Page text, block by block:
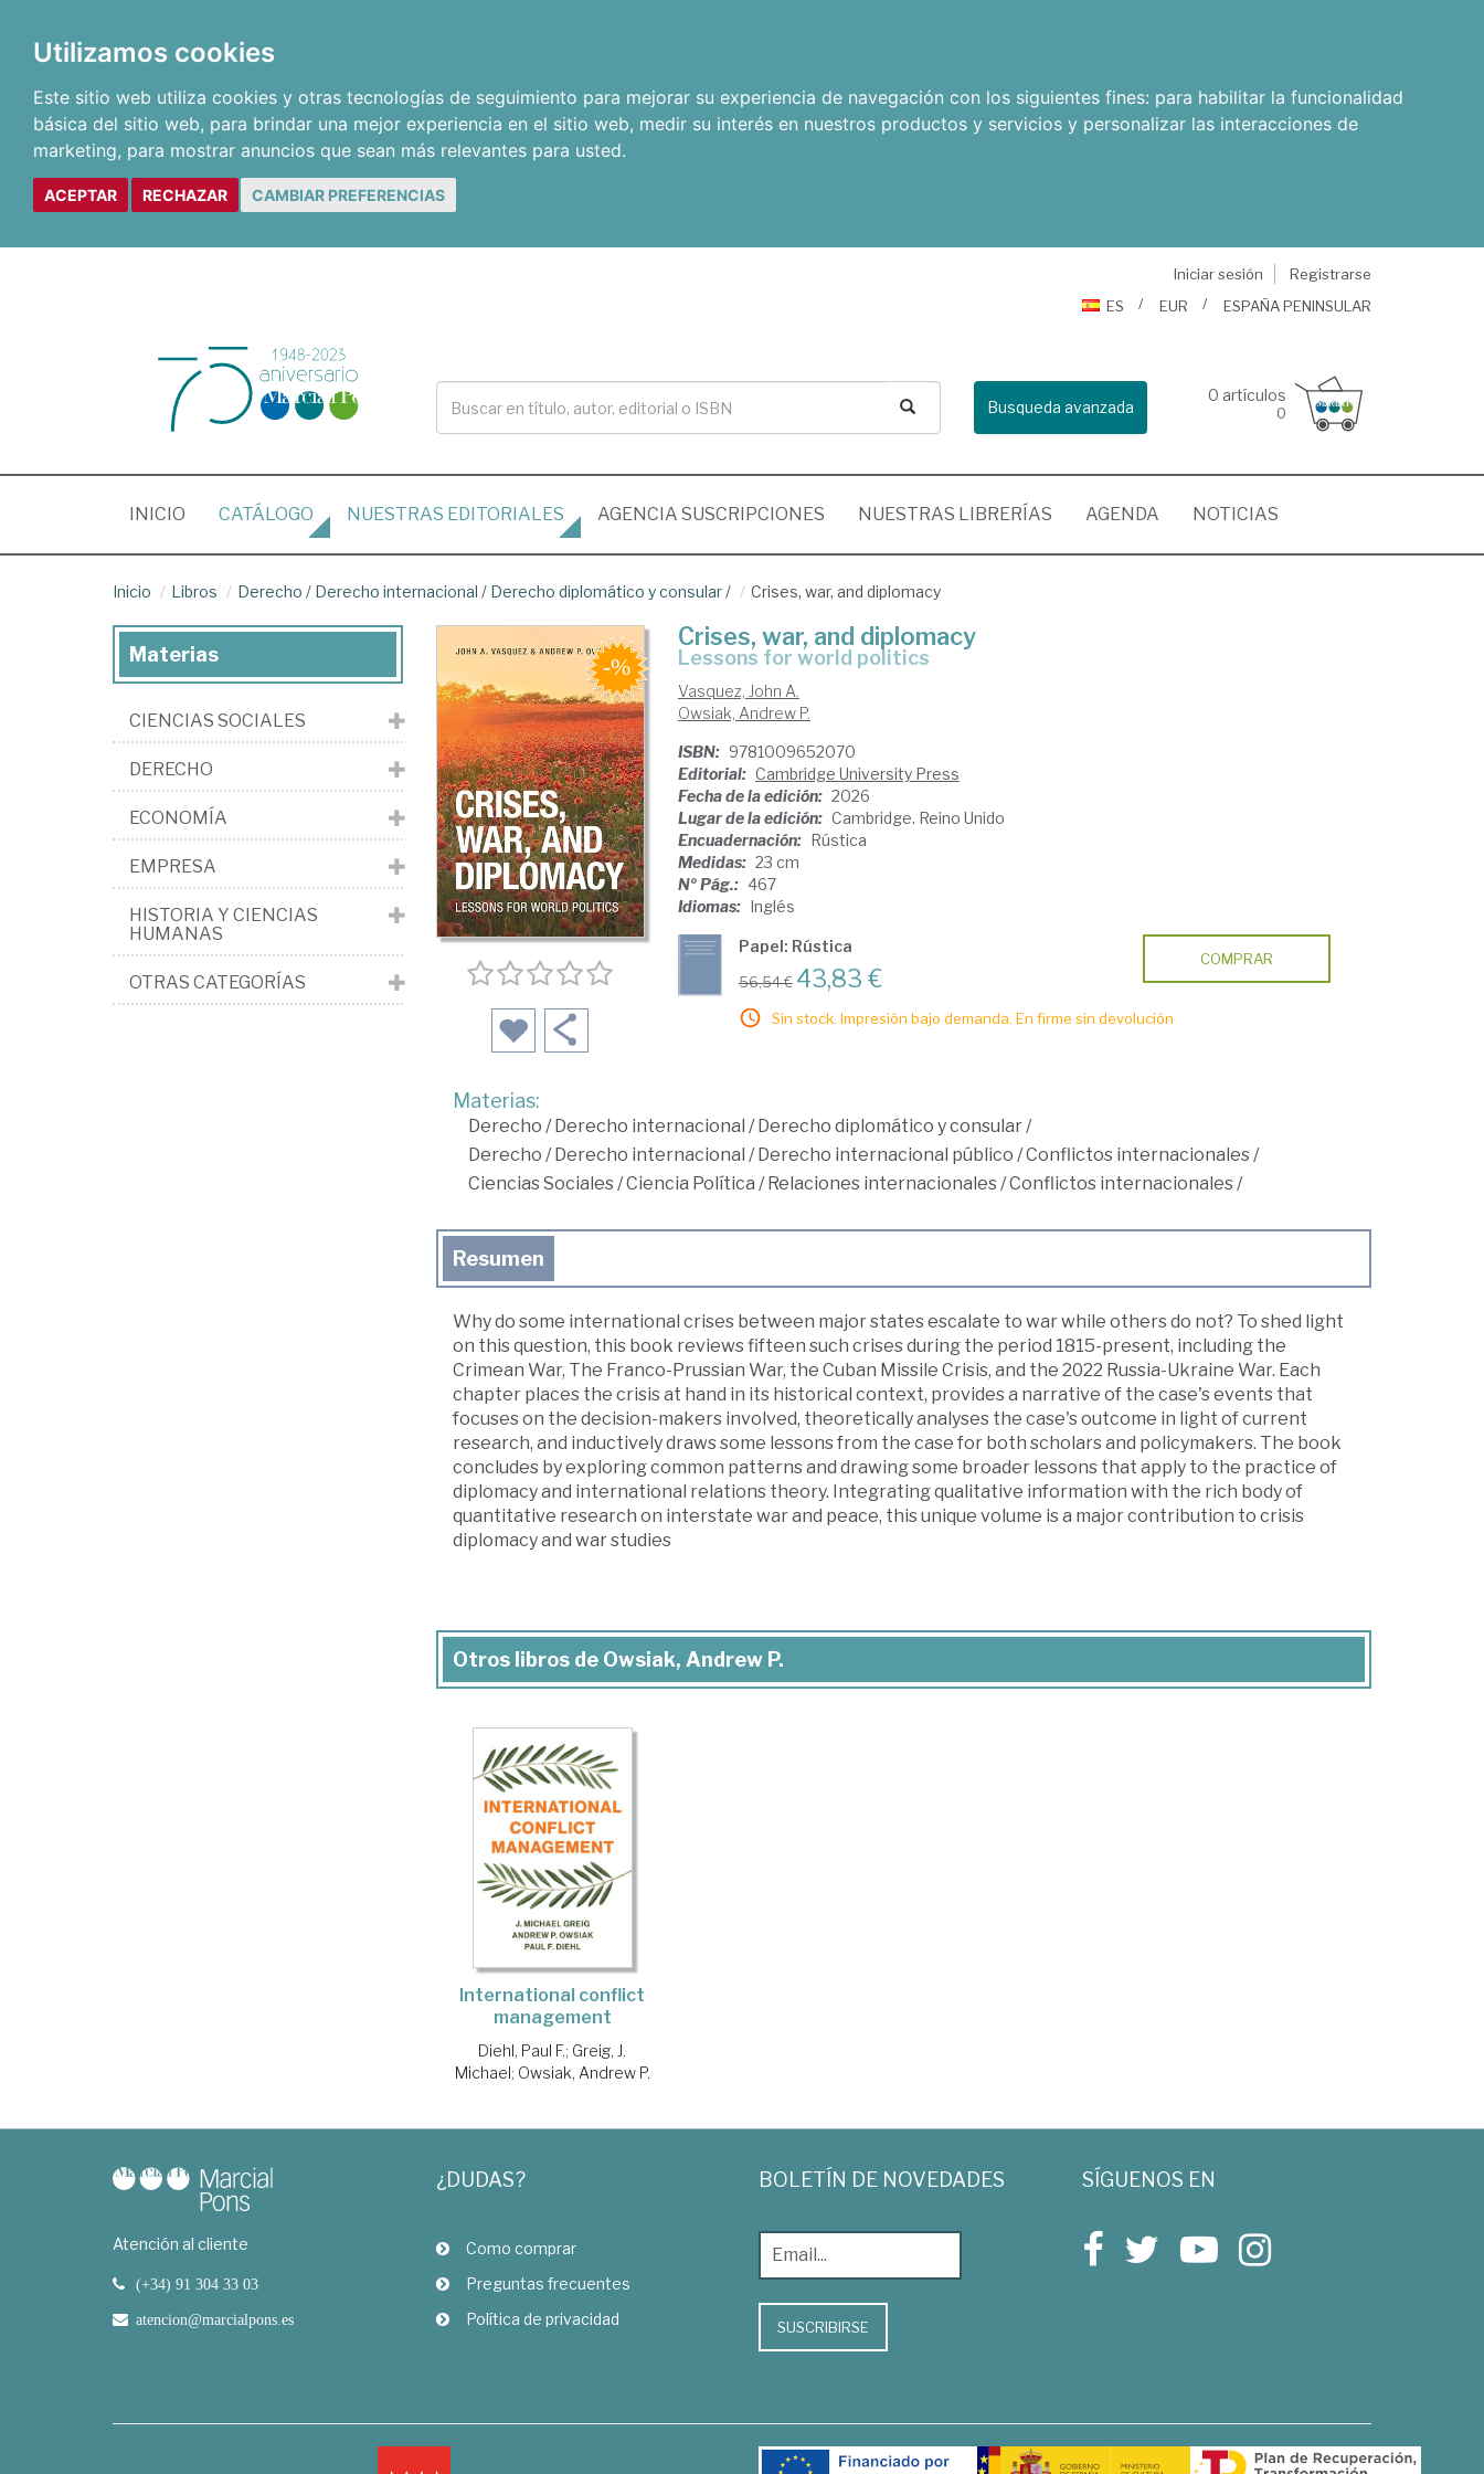
Utilizamos cookies
Este sitio web utiliza cookies y otras tecnologías de seguimiento para mejorar su experiencia de navegación con los siguientes fines: para habilitar la funcionalidad
básica del sitio web, para brindar una mejor experiencia en el sitio web, medir su interés en nuestros productos y servicios y personalizar las interacciones de
marketing, para mostrar anuncios que sean más relevantes para usted.
ACEPTAR RECHAZAR CAMBIAR PREFERENCIAS
Iniciar sesión
Registrarse
ES
EUR ESPAÑA PENINSULAR
Busqueda avanzada
0 artículos
0
INICIO (CURRENT)
CATÁLOGO NUESTRAS EDITORIALES AGENCIA SUSCRIPCIONES NUESTRAS LIBRERÍAS AGENDA NOTICIAS
Inicio Libros Derecho / Derecho internacional / Derecho diplomático y consular/ Crises, war, and diplomacy
Crises, war, and diplomacy
lessons for world politics
Vasquez, John A.
Owsiak, Andrew P.
ISBN: 9781009652070
Editorial: Cambridge University Press
Fecha de la edición: 2026
Lugar de la edición: Cambridge. Reino Unido
Encuadernación: Rústica
Medidas: 23 cm
Nº Pág.: 467
Idiomas: Inglés
Papel: Rústica
56,54 € 43,83 €
Sin stock. Impresión bajo demanda. En firme sin devolución
COMPRAR
Materias:
Derecho /Derecho internacional /Derecho diplomático y consular/
Derecho /Derecho internacional /Derecho internacional público /Conflictos internacionales/
Ciencias Sociales/Ciencia Política /Relaciones internacionales/Conflictos internacionales/
Resumen
Why do some international crises between major states escalate to war while others do not? To shed light
on this question, this book reviews fifteen such crises during the period 1815-present, including the
Crimean War, The Franco-Prussian War, the Cuban Missile Crisis, and the 2022 Russia-Ukraine War. Each
chapter places the crisis at hand in its historical context, provides a narrative of the case's events that
focuses on the decision-makers involved, theoretically analyses the case's outcome in light of current
research, and inductively draws some lessons from the case for both scholars and policymakers. The book
concludes by exploring common patterns and drawing some broader lessons that apply to the practice of
diplomacy and international relations theory. Integrating qualitative information with the rich body of
quantitative research on interstate war and peace, this unique volume is a major contribution to crisis
diplomacy and war studies
Otros libros de Owsiak, Andrew P.
International conflict
management
Diehl, Paul F.; Greig, J.
Michael; Owsiak, Andrew P.
Materias
CIENCIAS SOCIALES
DERECHO
ECONOMÍA
EMPRESA
HISTORIA Y CIENCIAS
HUMANAS
OTRAS CATEGORÍAS
Atención al cliente
(+34) 91 304 33 03
atencion@marcialpons.es
¿DUDAS?
Como comprar
Preguntas frecuentes
Política de privacidad
BOLETÍN DE NOVEDADES
SUSCRIBIRSE
SÍGUENOS EN